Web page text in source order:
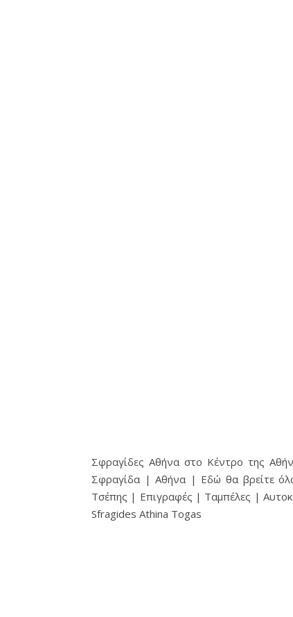
Σφραγίδες Αθήνα στο Κέντρο της
Σφραγίδα | Αθήνα | Εδώ θα βρείτε
Τσέπης | Επιγραφές | Ταμπέλες |
Sfragides Athina Togas